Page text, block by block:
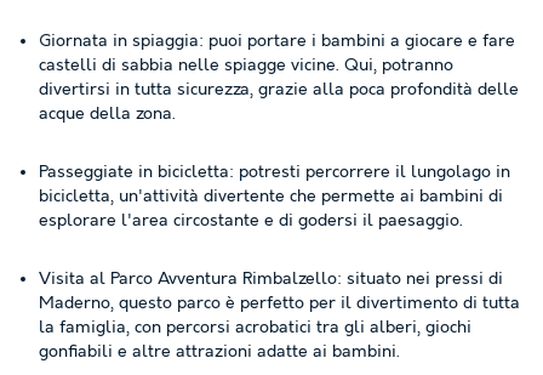
Giornata in spiaggia: puoi portare i bambini a giocare e fare
castelli di sabbia nelle spiagge vicine. Qui, potranno
divertirsi in tutta sicurezza, grazie alla poca profondità delle
acque della zona.
Passeggiate in bicicletta: potresti percorrere il lungolago in
bicicletta, un'attività divertente che permette ai bambini di
esplorare l'area circostante e di godersi il paesaggio.
Visita al Parco Avventura Rimbalzello: situato nei pressi di
Maderno, questo parco è perfetto per il divertimento di tutta
la famiglia, con percorsi acrobatici tra gli alberi, giochi
gonfiabili e altre attrazioni adatte ai bambini.